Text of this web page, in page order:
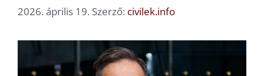
2026. április 19. Szerző: civilek.info